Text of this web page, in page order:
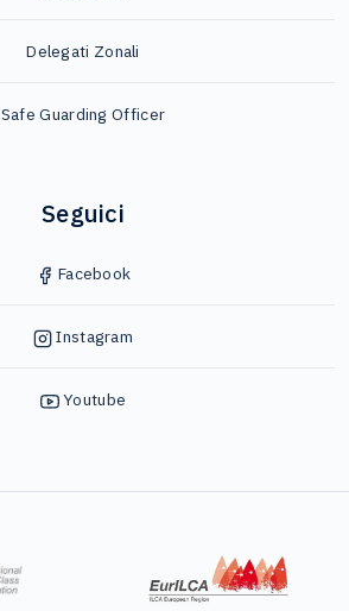
Delegati Zonali
Safe Guarding Officer
Seguici
Facebook
Instagram
Youtube